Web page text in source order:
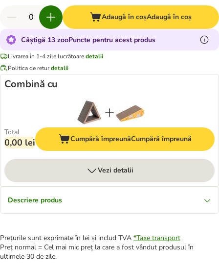
Adaugă în coșAdaugă în coș
Câștigă 13 zooPuncte pentru acest produs
Livrarea în 1-4 zile lucrătoaredetalii
Politica de returdetalii
Combină cu
Total
0,00 lei Cumpără împreunăCumpără împreună
Vezi detalii
Descriere produs
Prețurile sunt exprimate în lei și includ TVA *Taxe transport
Preț normal = Cel mai mic preț la care a fost vândut produsul în
ultimele 30 de zile.